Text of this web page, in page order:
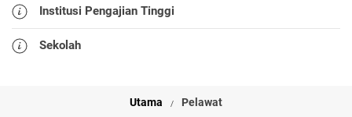
Institusi Pengajian Tinggi
Sekolah
Utama Pelawat